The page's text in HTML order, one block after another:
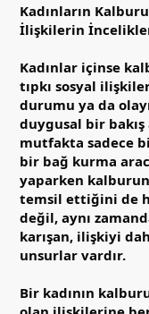
Kadınların
İlişkilerin
Kadınlar içinse
tıpkı sosyal
durumu ya da
duygusal bir bakış
mutfakta sadece
bir bağ kurma
yaparken
temsil ettiğini de
değil, aynı
karışan, ilişkiyi
unsurlar vardır.
Bir kadının